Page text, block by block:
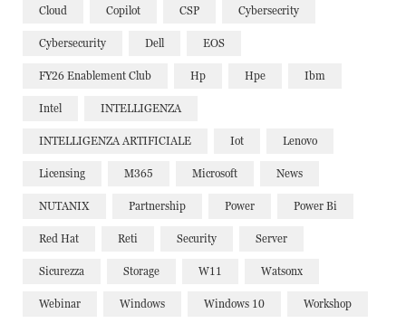
Cloud Copilot CSP Cybersecrity
Cybersecurity Dell EOS
FY26 Enablement Club Hp Hpe Ibm
Intel INTELLIGENZA
INTELLIGENZA ARTIFICIALE Iot Lenovo
Licensing M365 Microsoft News
NUTANIX Partnership Power Power Bi
Red Hat Reti Security Server
Sicurezza Storage W11 Watsonx
Webinar Windows Windows 10 Workshop